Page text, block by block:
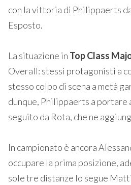
con la vittoria di Philippaerts
Esposto.
La situazione in Top Class
Overall: stessi protagonisti a
stesso colpo di scena a metà
dunque, Philippaerts a portare
seguito da Rota, che ne
In campionato è ancora
occupare la prima posizione,
sole tre distanze lo segue